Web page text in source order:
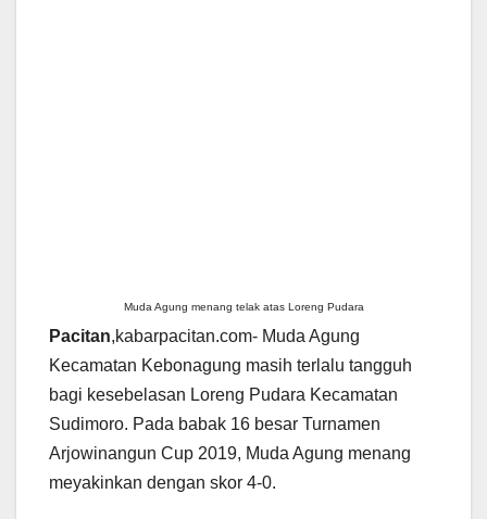
Muda Agung menang telak atas Loreng Pudara
Pacitan,kabarpacitan.com- Muda Agung
Kecamatan Kebonagung masih terlalu tangguh
bagi kesebelasan Loreng Pudara Kecamatan
Sudimoro. Pada babak 16 besar Turnamen
Arjowinangun Cup 2019, Muda Agung menang
meyakinkan dengan skor 4-0.